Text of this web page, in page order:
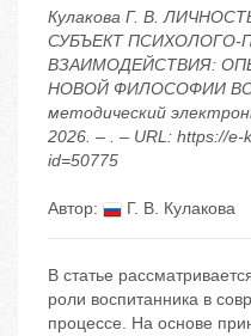
Кулакова Г. В.
СУБЪЕКТ ПСИХОЛОГО-
ВЗАИМОДЕЙСТВИЯ:
НОВОЙ ФИЛОСОФИИ
методический
2026. – . – URL: https://
id=50775
Автор: Г. В. Кулакова
В статье
роли воспитанника в
процессе. На основе